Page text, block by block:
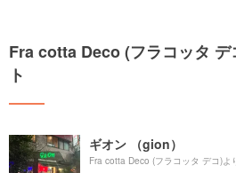
Fra cotta Deco (フラコッタ デ
ト
ギオン （gion）
Fra cotta Deco (フラコッタ デコ)よ